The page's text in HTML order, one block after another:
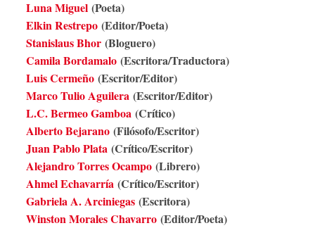
Luna Miguel (Poeta)
Elkin Restrepo (Editor/Poeta)
Stanislaus Bhor (Bloguero)
Camila Bordamalo (Escritora/Traductora)
Luis Cermeño (Escritor/Editor)
Marco Tulio Aguilera (Escritor/Editor)
L.C. Bermeo Gamboa (Crítico)
Alberto Bejarano (Filósofo/Escritor)
Juan Pablo Plata (Crítico/Escritor)
Alejandro Torres Ocampo (Librero)
Ahmel Echavarría (Crítico/Escritor)
Gabriela A. Arciniegas (Escritora)
Winston Morales Chavarro (Editor/Poeta)